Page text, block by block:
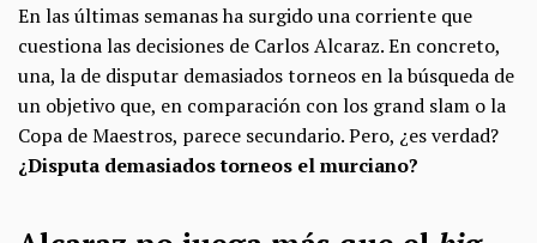
En las últimas semanas ha surgido una corriente que
cuestiona las decisiones de Carlos Alcaraz. En concreto,
una, la de disputar demasiados torneos en la búsqueda de
un objetivo que, en comparación con los grand slam o la
Copa de Maestros, parece secundario. Pero, ¿es verdad?
¿Disputa demasiados torneos el murciano?